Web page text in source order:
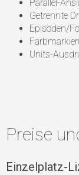
Parallel-
Getrennte
Episoden/
Units-
Preise
Einzelplatz-